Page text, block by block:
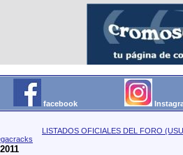
facebook
LISTADOS OFICIALES DEL FORO